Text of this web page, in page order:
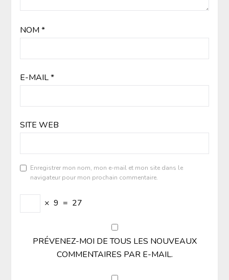
NOM *
E-MAIL*
SITE WEB
Enregistrer mon nom, mon e-mail et mon site dans le
navigateur pour mon prochain commentaire.
× 9 = 27
PRÉVENEZ-MOI DE TOUS LES NOUVEAUX
COMMENTAIRES PAR E-MAIL.